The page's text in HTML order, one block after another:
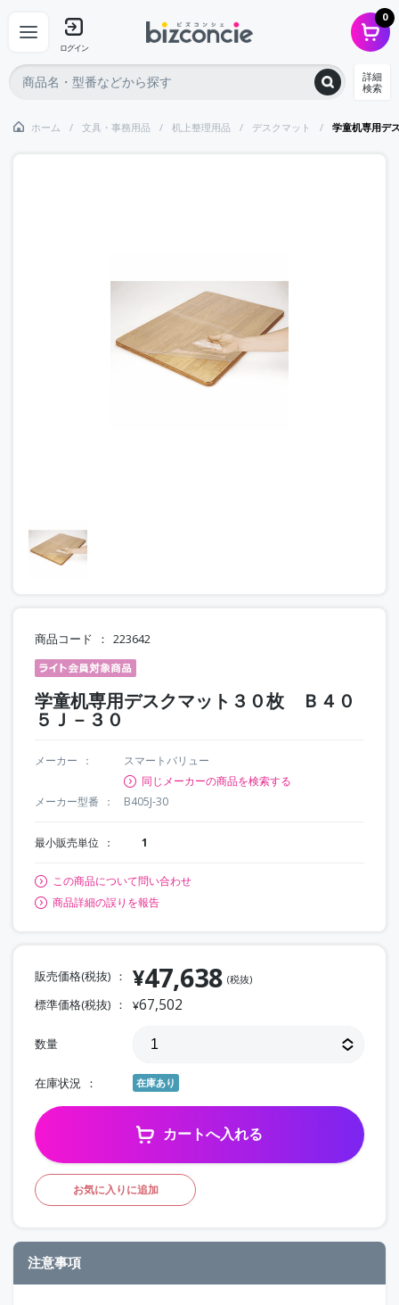
ログイン
0
詳細
検索
ホーム 文具・事務用品 机上整理用品 デスクマット 学童机専用デ
商品コード 223642
学童机専用デスクマット３０枚 Ｂ４０
５Ｊ－３０
メーカー
スマートバリュー
同じメーカーの商品を検索する
メーカー型番
B405J-30
最小販売単位 1
この商品について問い合わせ
商品詳細の誤りを報告
販売価格(税抜) ¥47,638 (税抜)
標準価格(税抜) ¥67,502
数量
在庫状況 在庫あり
カートへ入れる
お気に入りに追加
注意事項